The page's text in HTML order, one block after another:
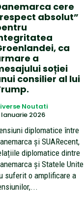
cere
absolut”
ca
a
soției
consilier al lui
Noutati
Ianuarie 2026
diplomatice între
și SUARecent,
diplomatice dintre
și Statele Unite
suferit o amplificare a